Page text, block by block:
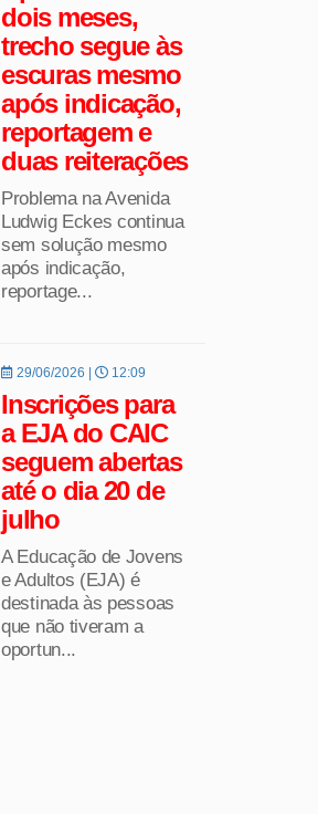
dois meses,
trecho segue às
escuras mesmo
após indicação,
reportagem e
duas reiterações
Problema na Avenida
Ludwig Eckes continua
sem solução mesmo
após indicação,
reportage...
29/06/2026 | 12:09
Inscrições para
a EJA do CAIC
seguem abertas
até o dia 20 de
julho
A Educação de Jovens
e Adultos (EJA) é
destinada às pessoas
que não tiveram a
oportun...